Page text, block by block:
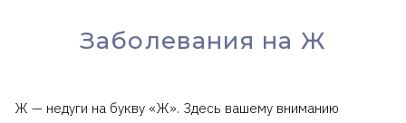
Заболевания на Ж
Ж — недуги на букву «Ж». Здесь вашему вниманию